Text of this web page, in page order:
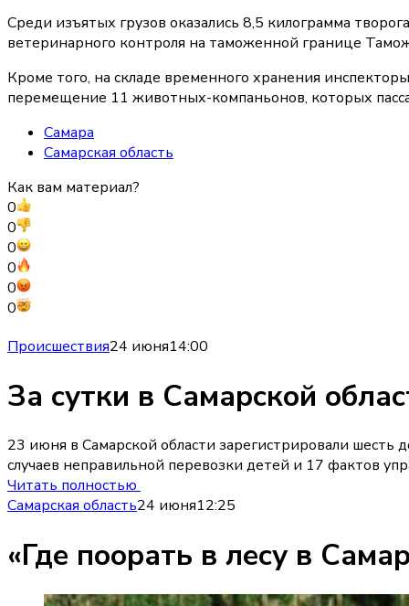
Среди изъятых грузов оказались 8,5 килограмма
ветеринарного контроля на таможенной границе
Кроме того, на складе временного хранения
перемещение 11 животных-компаньонов, которых
Самара
Самарская область
Как вам материал?
0
0
0
0
0
0
Происшествия24 июня14:00
За сутки в Самарской
23 июня в Самарской области зарегистрировали
случаев неправильной перевозки детей и 17 фактов
Читать полностью
Самарская область24 июня12:25
«Где поорать в лесу в